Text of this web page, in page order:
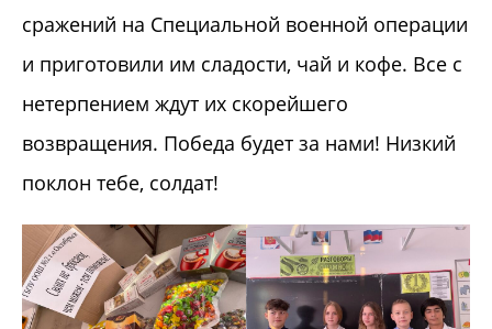
сражений на Специальной военной операции
и приготовили им сладости, чай и кофе. Все с
нетерпением ждут их скорейшего
возвращения. Победа будет за нами! Низкий
поклон тебе, солдат!